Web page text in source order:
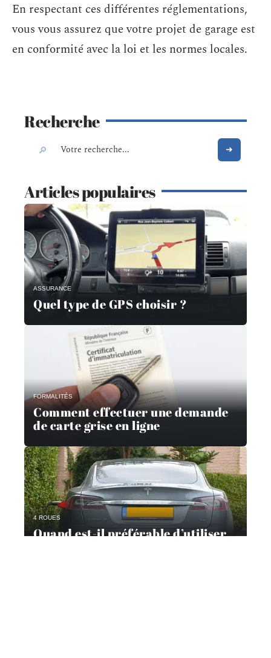
En respectant ces différentes réglementations,
vous vous assurez que votre projet de garage est
en conformité avec la loi et les normes locales.
Recherche
Articles populaires
ASSURANCE
Quel type de GPS choisir ?
FORMALITÉS
Comment effectuer une demande
de carte grise en ligne
4 ROUES
Quand est-il préférable d’utiliser